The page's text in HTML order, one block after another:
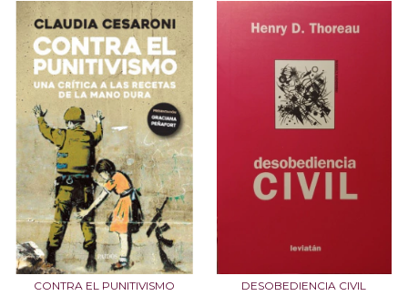
CONTRA EL PUNITIVISMO DESOBEDIENCIA CIVIL